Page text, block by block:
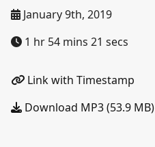
January 9th, 2019
1 hr 54 mins 21 secs
Link with Timestamp
Download MP3 (53.9 MB)